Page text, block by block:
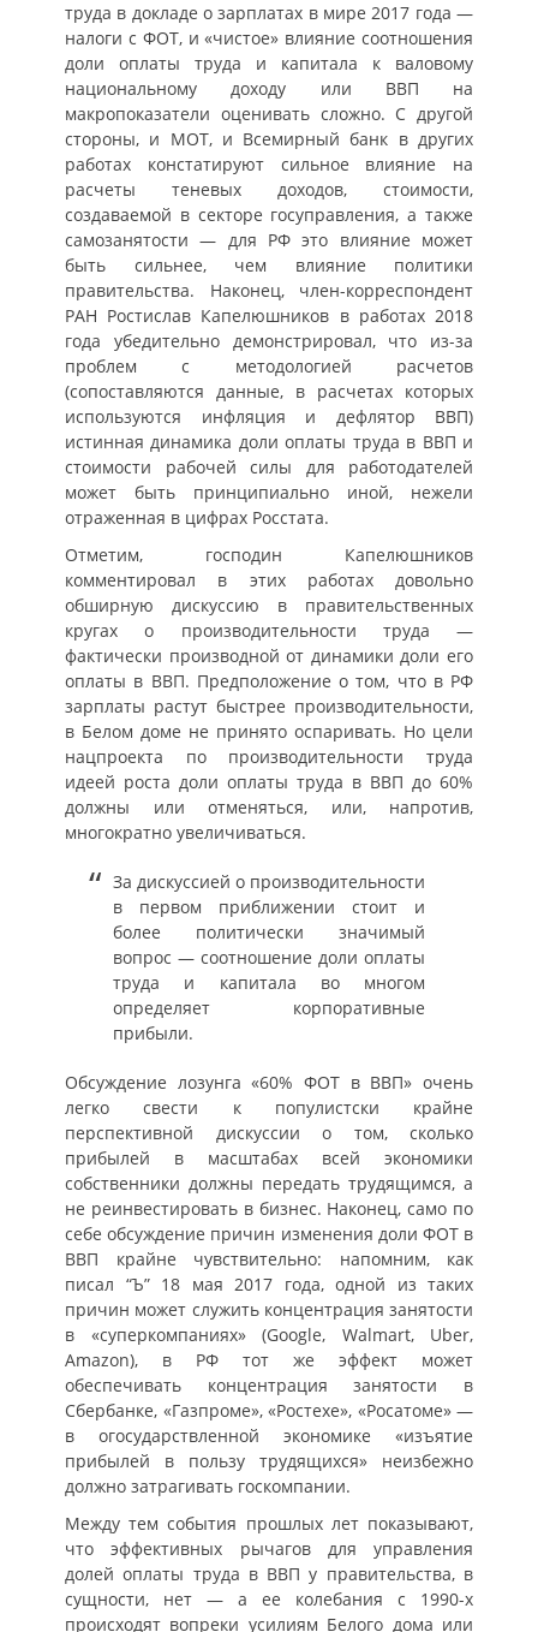
труда в докладе о зарплатах в мире 2017 года —
налоги с ФОТ, и «чистое» влияние соотношения
доли оплаты труда и капитала к валовому
национальному доходу или ВВП на
макропоказатели оценивать сложно. С другой
стороны, и МОТ, и Всемирный банк в других
работах констатируют сильное влияние на
расчеты теневых доходов, стоимости,
создаваемой в секторе госуправления, а также
самозанятости — для РФ это влияние может
быть сильнее, чем влияние политики
правительства. Наконец, член-корреспондент
РАН Ростислав Капелюшников в работах 2018
года убедительно демонстрировал, что из-за
проблем с методологией расчетов
(сопоставляются данные, в расчетах которых
используются инфляция и дефлятор ВВП)
истинная динамика доли оплаты труда в ВВП и
стоимости рабочей силы для работодателей
может быть принципиально иной, нежели
отраженная в цифрах Росстата.
Отметим, господин Капелюшников
комментировал в этих работах довольно
обширную дискуссию в правительственных
кругах о производительности труда —
фактически производной от динамики доли его
оплаты в ВВП. Предположение о том, что в РФ
зарплаты растут быстрее производительности,
в Белом доме не принято оспаривать. Но цели
нацпроекта по производительности труда
идеей роста доли оплаты труда в ВВП до 60%
должны или отменяться, или, напротив,
многократно увеличиваться.
За дискуссией о производительности
в первом приближении стоит и
более политически значимый
вопрос — соотношение доли оплаты
труда и капитала во многом
определяет корпоративные
прибыли.
Обсуждение лозунга «60% ФОТ в ВВП» очень
легко свести к популистски крайне
перспективной дискуссии о том, сколько
прибылей в масштабах всей экономики
собственники должны передать трудящимся, а
не реинвестировать в бизнес. Наконец, само по
себе обсуждение причин изменения доли ФОТ в
ВВП крайне чувствительно: напомним, как
писал “Ъ” 18 мая 2017 года, одной из таких
причин может служить концентрация занятости
в «суперкомпаниях» (Google, Walmart, Uber,
Amazon), в РФ тот же эффект может
обеспечивать концентрация занятости в
Сбербанке, «Газпроме», «Ростехе», «Росатоме» —
в огосударствленной экономике «изъятие
прибылей в пользу трудящихся» неизбежно
должно затрагивать госкомпании.
Между тем события прошлых лет показывают,
что эффективных рычагов для управления
долей оплаты труда в ВВП у правительства, в
сущности, нет — а ее колебания с 1990-х
происходят вопреки усилиям Белого дома или